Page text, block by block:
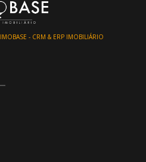
IMOBASE - CRM & ERP IMOBILIÁRIO